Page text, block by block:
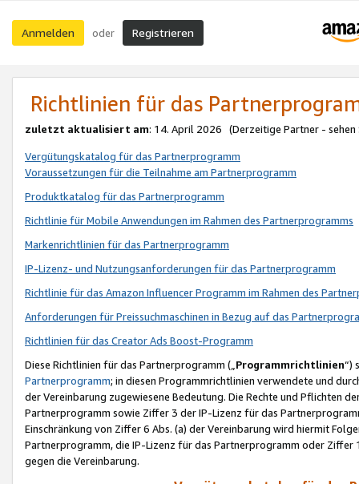
Anmelden oder Registrieren
Richtlinien für das
zuletzt aktualisiert am: 14. April 2026 (Derzeitige Partner - sehen
Vergütungskatalog für das Partnerprogramm
Voraussetzungen für die Teilnahme am Partnerprogramm
Produktkatalog für das Partnerprogramm
Richtlinie für Mobile Anwendungen im Rahmen des Partnerprogramms
Markenrichtlinien für das Partnerprogramm
IP-Lizenz- und Nutzungsanforderungen für das Partnerprogramm
Richtlinie für das Amazon Influencer Programm im Rahmen des
Anforderungen für Preissuchmaschinen in Bezug auf das
Richtlinien für das Creator Ads Boost-Programm
Diese Richtlinien für das Partnerprogramm („Programmrichtlinien“)
Partnerprogramm; in diesen Programmrichtlinien verwendete und
der Vereinbarung zugewiesene Bedeutung. Die Rechte und Pflichten
Partnerprogramm sowie Ziffer 3 der IP-Lizenz für das
Einschränkung von Ziffer 6 Abs. (a) der Vereinbarung wird hiermit
Partnerprogramm, die IP-Lizenz für das Partnerprogramm oder
gegen die Vereinbarung.